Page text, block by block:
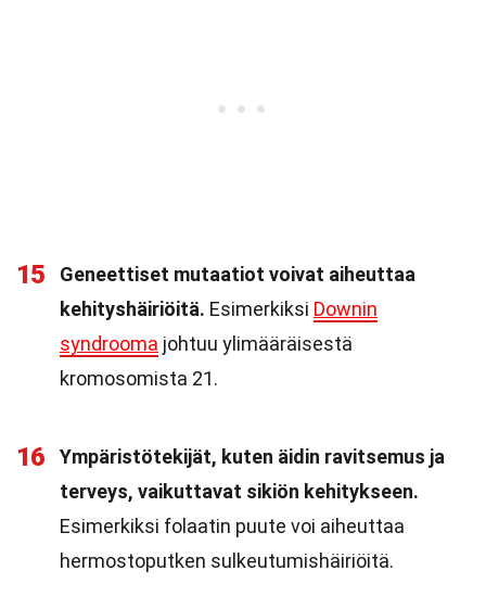
15
Geneettiset mutaatiot voivat aiheuttaa
kehityshäiriöitä. Esimerkiksi Downin
syndrooma johtuu ylimääräisestä
kromosomista 21.
16
Ympäristötekijät, kuten äidin ravitsemus ja
terveys, vaikuttavat sikiön kehitykseen.
Esimerkiksi folaatin puute voi aiheuttaa
hermostoputken sulkeutumishäiriöitä.